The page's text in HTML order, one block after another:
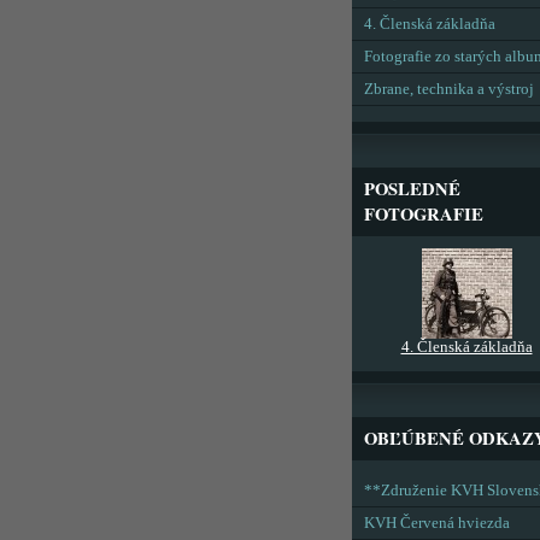
4. Členská základňa
Fotografie zo starých
Zbrane, technika a výstroj
POSLEDNÉ
FOTOGRAFIE
4. Členská základňa
OBĽÚBENÉ
**Združenie KVH
KVH Červená hviezda